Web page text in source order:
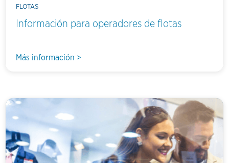
FLOTAS
Información para operadores de flotas
Más información >